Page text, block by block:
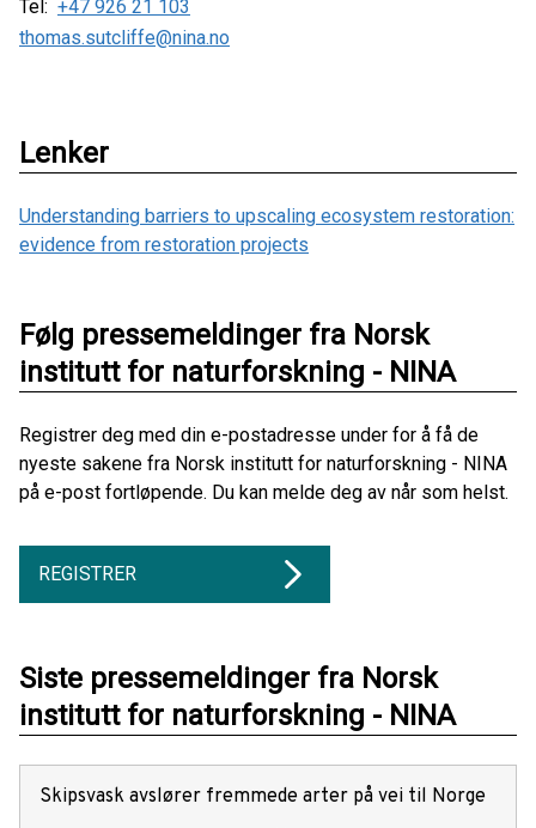
Tel: +47 926 21 103
thomas.sutcliffe@nina.no
Lenker
Understanding barriers to upscaling ecosystem restoration:
evidence from restoration projects
Følg pressemeldinger fra Norsk
institutt for naturforskning - NINA
Registrer deg med din e-postadresse under for å få de
nyeste sakene fra Norsk institutt for naturforskning - NINA
på e-post fortløpende. Du kan melde deg av når som helst.
REGISTRER
Siste pressemeldinger fra Norsk
institutt for naturforskning - NINA
Skipsvask avslører fremmede arter på vei til Norge